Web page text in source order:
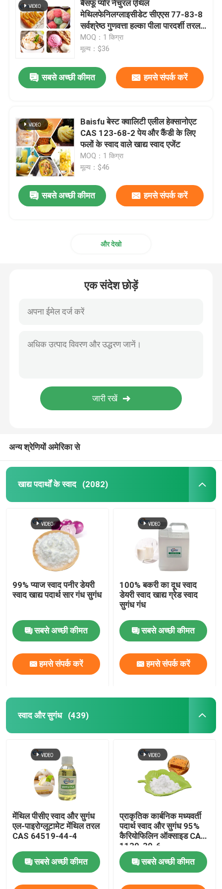
फलों का चूर्ण
सूखे पाउडर को फ्रीज करें
जैविक तेल
प्राकृतिक वजन घटाने की सामग्री
प्राकृतिक रंगद्रव्य
बैसफू प्योर नेचुरल एथिल
मेथिलफेनिलग्लाइसीडेट सीएएस 77-83-8
सर्वश्रेष्ठ गुणवत्ता हल्का पीला पारदर्शी तरल
खाद्य स्वाद और कॉस्मेटिक स्वाद के लिए
MOQ：1 किग्रा
मूल्य：$36
सबसे अच्छी कीमत हमसे संपर्क करें
Baisfu बेस्ट क्वालिटी एलील हेक्सानोएट
CAS 123-68-2 पेय और कैंडी के लिए
फलों के स्वाद वाले खाद्य स्वाद एजेंट
MOQ：1 किग्रा
मूल्य：$46
सबसे अच्छी कीमत हमसे संपर्क करें
और देखो
एक संदेश छोड़ें
अन्य श्रेणियों अमेरिका से
खाद्य पदार्थों के स्वाद (2082)
99% प्याज स्वाद पनीर डेयरी
स्वाद खाद्य पदार्थ सार गंध सुगंध
सबसे अच्छी कीमत
हमसे संपर्क करें
100% बकरी का दूध स्वाद
डेयरी स्वाद खाद्य ग्रेड स्वाद
सुगंध गंध
सबसे अच्छी कीमत
हमसे संपर्क करें
स्वाद और सुगंध (439)
मेंथिल पीसीए स्वाद और सुगंध
एल-पाइरोग्लूटामेट मेंथिल तरल
CAS 64519-44-4
सबसे अच्छी कीमत
प्राकृतिक कार्बनिक मध्यवर्ती
पदार्थ स्वाद और सुगंध 95%
कैरियोफिलिन ऑक्साइड CAS
1139-30-6
सबसे अच्छी कीमत